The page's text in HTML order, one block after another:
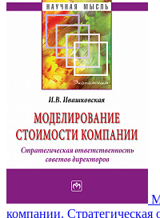
компании. Стратегическая